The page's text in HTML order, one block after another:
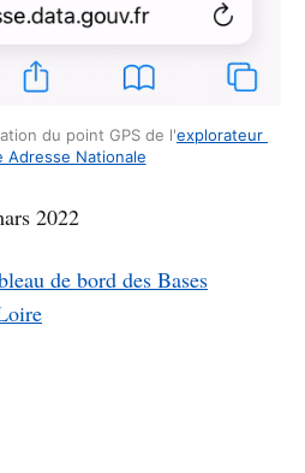
du point GPS de l'explorateur
Adresse Nationale
2022
de bord des Bases